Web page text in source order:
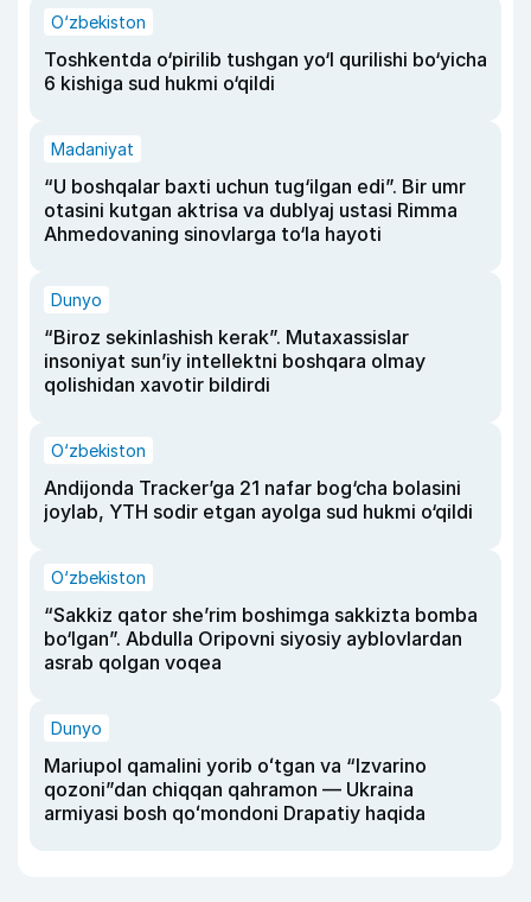
O‘zbekiston
Toshkentda o‘pirilib tushgan yo‘l qurilishi bo‘yicha
6 kishiga sud hukmi o‘qildi
Madaniyat
“U boshqalar baxti uchun tug‘ilgan edi”. Bir umr
otasini kutgan aktrisa va dublyaj ustasi Rimma
Ahmedovaning sinovlarga to‘la hayoti
Dunyo
“Biroz sekinlashish kerak”. Mutaxassislar
insoniyat sun’iy intellektni boshqara olmay
qolishidan xavotir bildirdi
O‘zbekiston
Andijonda Tracker’ga 21 nafar bog‘cha bolasini
joylab, YTH sodir etgan ayolga sud hukmi o‘qildi
O‘zbekiston
“Sakkiz qator she’rim boshimga sakkizta bomba
bo‘lgan”. Abdulla Oripovni siyosiy ayblovlardan
asrab qolgan voqea
Dunyo
Mariupol qamalini yorib oʻtgan va “Izvarino
qozoni”dan chiqqan qahramon — Ukraina
armiyasi bosh qoʻmondoni Drapatiy haqida